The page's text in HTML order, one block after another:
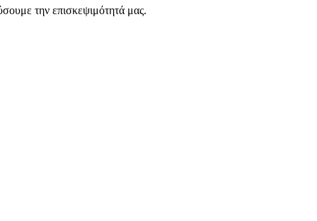
την επισκεψιμότητά μας.